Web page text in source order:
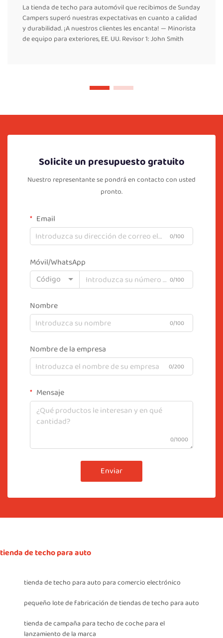
La tienda de techo para automóvil que recibimos de Sunday
Campers superó nuestras expectativas en cuanto a calidad
y durabilidad. ¡A nuestros clientes les encanta! — Minorista
de equipo para exteriores, EE. UU. Revisor 1: John Smith
Solicite un presupuesto gratuito
Nuestro representante se pondrá en contacto con usted
pronto.
Email
0/100
Móvil/WhatsApp
Código
0/100
Nombre
0/100
Nombre de la empresa
0/200
Mensaje
0/1000
Enviar
tienda de techo para auto
tienda de techo para auto para comercio electrónico
pequeño lote de fabricación de tiendas de techo para auto
tienda de campaña para techo de coche para el
lanzamiento de la marca